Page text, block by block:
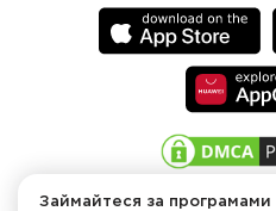
Займайтеся за програмами